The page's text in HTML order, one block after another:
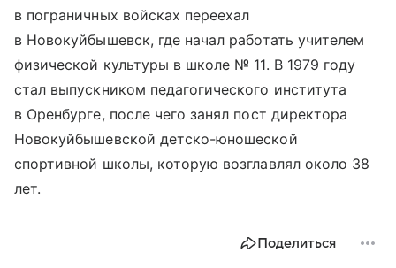
в пограничных войсках переехал
в Новокуйбышевск, где начал работать учителем
физической культуры в школе № 11. В 1979 году
стал выпускником педагогического института
в Оренбурге, после чего занял пост директора
Новокуйбышевской детско-юношеской
спортивной школы, которую возглавлял около 38
лет.
Поделиться